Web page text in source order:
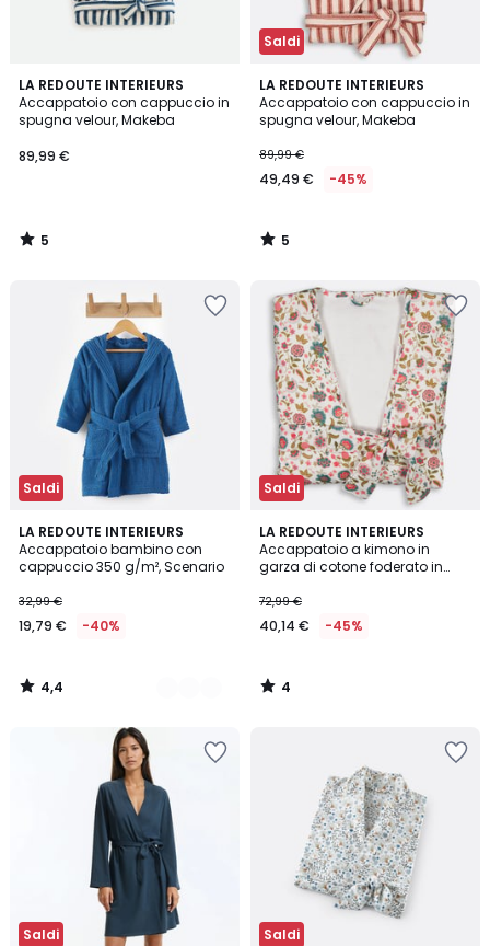
LA REDOUTE INTERIEURS
Accappatoio con cappuccio in
spugna velour, Makeba
89,99 €
5
/
5
5
/
Saldi
LA REDOUTE INTERIEURS
Accappatoio con cappuccio in
spugna velour, Makeba
89,99 €
49,49 € -45%
5
/
5
5
/
Saldi
LA REDOUTE INTERIEURS
Accappatoio bambino con
cappuccio 350 g/m², Scenario
32,99 €
19,79 € -40%
4,4
/ 5
9
Colori
4,4
/
Saldi
LA REDOUTE INTERIEURS
Accappatoio a kimono in
garza di cotone foderato in
72,99 €
40,14 € -45%
4
/
5
4
/
Saldi Saldi